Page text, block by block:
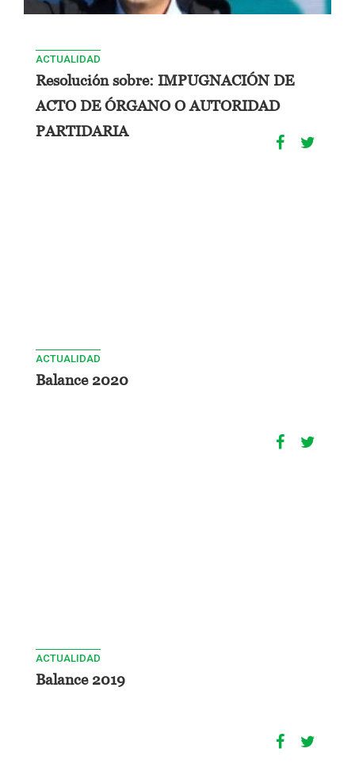
ACTUALIDAD
Resolución sobre: IMPUGNACIÓN DE
ACTO DE ÓRGANO O AUTORIDAD
PARTIDARIA
ACTUALIDAD
Balance 2020
ACTUALIDAD
Balance 2019